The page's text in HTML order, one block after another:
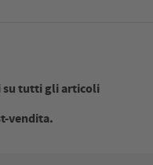
su tutti gli articoli
vendita.